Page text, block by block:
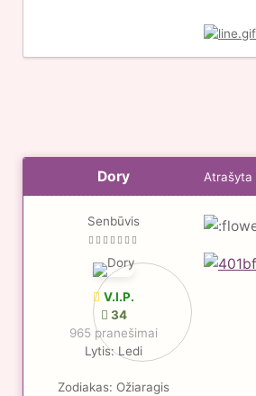
Dory
Senbūvis
V.I.P.
34
965 pranešimai
Lytis: Ledi
Zodiakas: Ožiaragis
Atrašyta